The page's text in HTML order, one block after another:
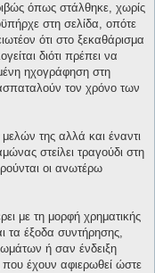
όπως στάλθηκε, χωρίς
στη σελίδα, οπότε
ότι στο ξεκαθάρισμα
διότι πρέπει να
ηχογράφηση στη
τον χρόνο των
της αλλά και έναντι
στείλει τραγούδι στη
οι ανωτέρω
με τη μορφή χρηματικής
τα έξοδα συντήρησης,
ή σαν ένδειξη
έχουν αφιερωθεί ώστε